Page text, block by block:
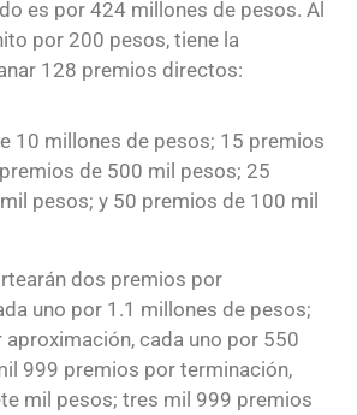
es por 424 millones de pesos. Al
por 200 pesos, tiene la
128 premios directos:
10 millones de pesos; 15 premios
de 500 mil pesos; 25
pesos; y 50 premios de 100 mil
dos premios por
uno por 1.1 millones de pesos;
cada uno por 550
999 premios por terminación,
mil pesos; tres mil 999 premios